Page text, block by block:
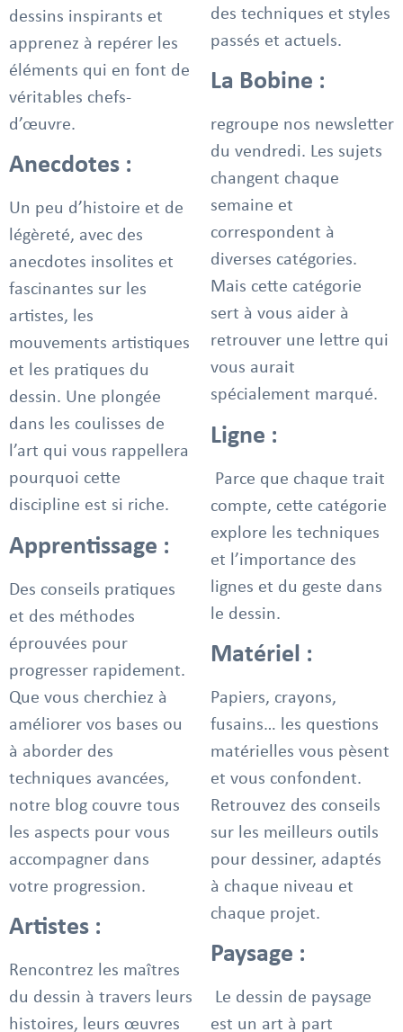
dessins inspirants et
apprenez à repérer les
éléments qui en font de
véritables chefs-
d’œuvre.
Anecdotes :
Un peu d’histoire et de
légèreté, avec des
anecdotes insolites et
fascinantes sur les
artistes, les
mouvements artistiques
et les pratiques du
dessin. Une plongée
dans les coulisses de
l’art qui vous rappellera
pourquoi cette
discipline est si riche.
Apprentissage :
Des conseils pratiques
et des méthodes
éprouvées pour
progresser rapidement.
Que vous cherchiez à
améliorer vos bases ou
à aborder des
techniques avancées,
notre blog couvre tous
les aspects pour vous
accompagner dans
votre progression.
Artistes :
Rencontrez les maîtres
du dessin à travers leurs
histoires, leurs œuvres
des techniques et styles
passés et actuels.
La Bobine :
regroupe nos newsletter
du vendredi. Les sujets
changent chaque
semaine et
correspondent à
diverses catégories.
Mais cette catégorie
sert à vous aider à
retrouver une lettre qui
vous aurait
spécialement marqué.
Ligne :
Parce que chaque trait
compte, cette catégorie
explore les techniques
et l’importance des
lignes et du geste dans
le dessin.
Matériel :
Papiers, crayons,
fusains… les questions
matérielles vous pèsent
et vous confondent.
Retrouvez des conseils
sur les meilleurs outils
pour dessiner, adaptés
à chaque niveau et
chaque projet.
Paysage :
Le dessin de paysage
est un art à part